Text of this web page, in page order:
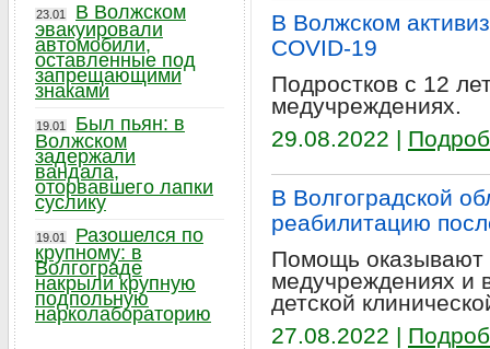
В Волжском
COVID-19
Подростков с 12
медучреждениях.
29.08.2022 |
В Волгоградской
реабилитацию
Помощь оказывают
медучреждениях и
детской
27.08.2022 |
23.01
В Волжском
эвакуировали
автомобили,
оставленные под
запрещающими
знаками
19.01
Был пьян: в
Волжском
задержали
вандала,
оторвавшего лапки
суслику
19.01
Разошелся по
крупному: в
Волгограде
накрыли крупную
подпольную
нарколабораторию